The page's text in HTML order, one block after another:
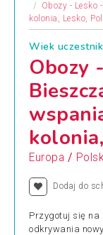
Obozy - Lesko
kolonia, Lesko,
Wiek
Obozy
Europa /
Dodaj do
Przygotuj się na
odkrywania